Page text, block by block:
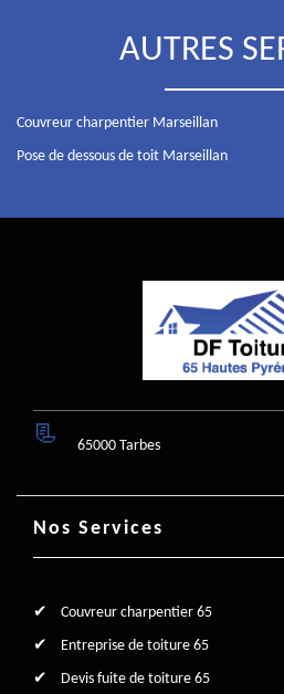
AUTRES
Couvreur charpentier Marseillan
Pose de dessous de toit Marseillan
65000 Tarbes
Nos Services
Couvreur charpentier 65
Entreprise de toiture 65
Devis fuite de toiture 65